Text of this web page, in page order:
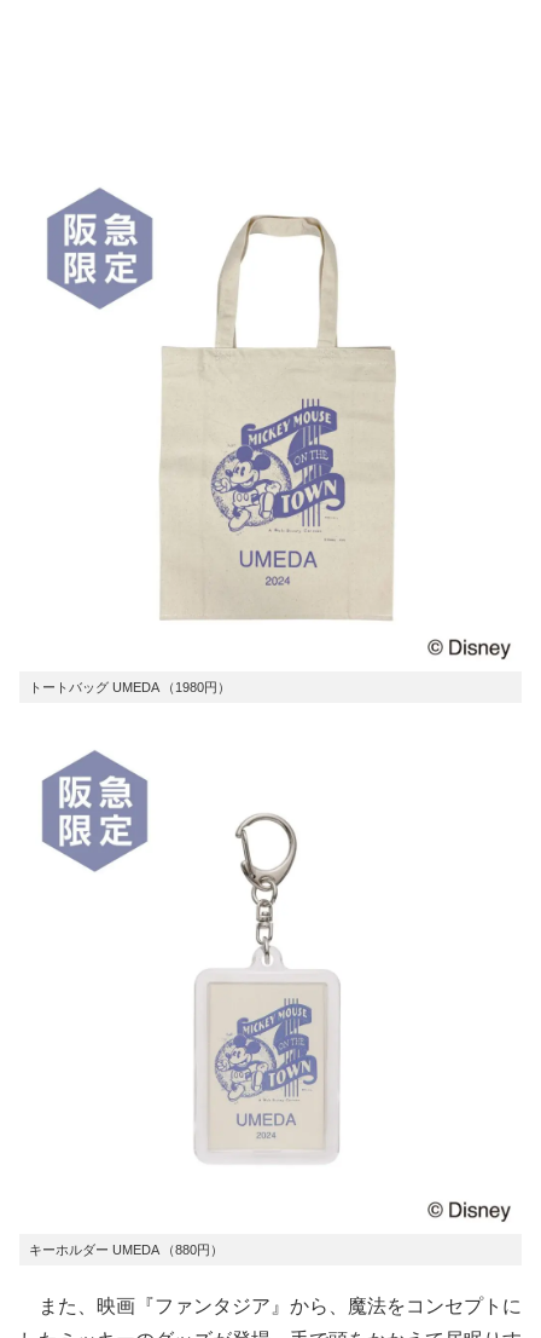
トートバッグ UMEDA （1980円）
キーホルダー UMEDA （880円）
また、映画『ファンタジア』から、魔法をコンセプトに